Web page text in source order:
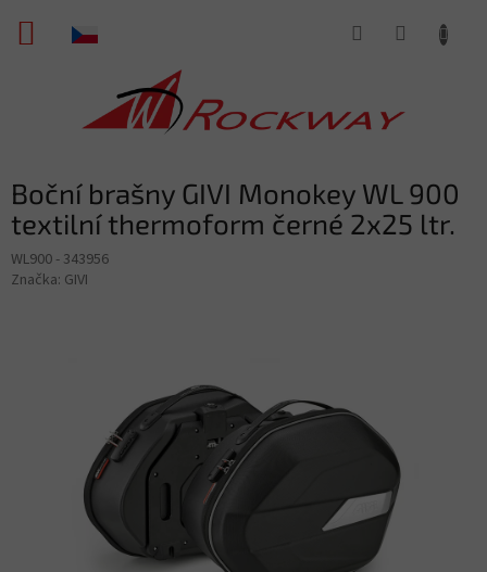
obsah
NÁKUPNÍ
Boční brašny GIVI Monokey WL 900
textilní thermoform černé 2x25 ltr.
WL900 - 343956
Značka: GIVI